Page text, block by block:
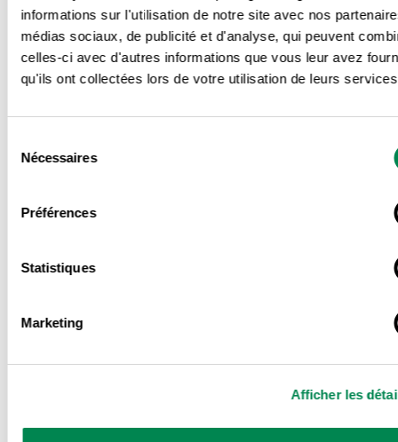
informations sur l'utilisation de notre site avec nos
médias sociaux, de publicité et d'analyse, qui peuvent
celles-ci avec d'autres informations que vous leur avez
qu'ils ont collectées lors de votre utilisation de leurs
Nécessaires
Préférences
Statistiques
Marketing
Afficher les
la CSD :
https://www.lenouvelliste.ca/actualites/politique/2025/
travailleurs-en-colere-a-trois-rivieres-